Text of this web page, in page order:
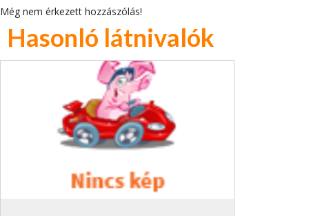
Még nem érkezett hozzászólás!
Hasonló látnivalók